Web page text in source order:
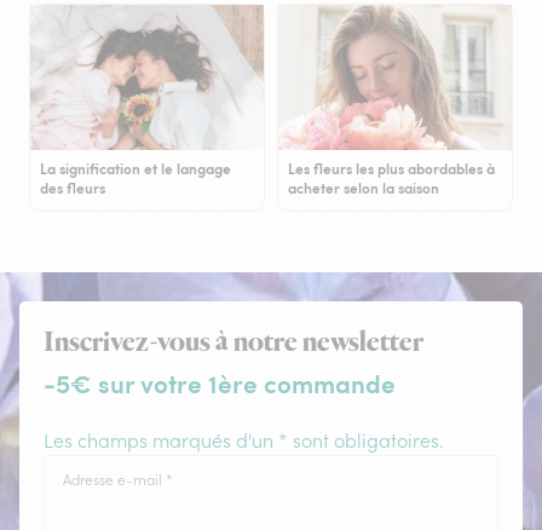
La signification et le langage
des fleurs
Les fleurs les plus abordables à
acheter selon la saison
Inscrivez-vous à notre newsletter
-5€ sur votre 1ère commande
Les champs marqués d'un * sont obligatoires.
Adresse e-mail *